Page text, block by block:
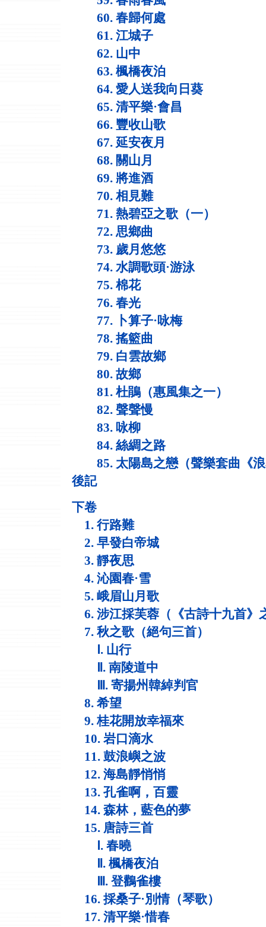
60. 春歸何處
61. 江城子
62. 山中
63. 楓橋夜泊
64. 愛人送我向日葵
65. 清平樂·會昌
66. 豐收山歌
67. 延安夜月
68. 關山月
69. 將進酒
70. 相見難
71. 熱碧亞之歌（一）
72. 思鄉曲
73. 歲月悠悠
74. 水調歌頭·游泳
75. 棉花
76. 春光
77. 卜算子·咏梅
78. 搖籃曲
79. 白雲故鄉
80. 故鄉
81. 杜鵑（惠風集之一）
82. 聲聲慢
83. 咏柳
84. 絲綢之路
85. 太陽島之戀（聲樂套曲《浪
後記
下卷
1. 行路難
2. 早發白帝城
3. 靜夜思
4. 沁園春·雪
5. 峨眉山月歌
6. 涉江採芙蓉（《古詩十九首》
7. 秋之歌（絕句三首）
Ⅰ. 山行
Ⅱ. 南陵道中
Ⅲ. 寄揚州韓綽判官
8. 希望
9. 桂花開放幸福來
10. 岩口滴水
11. 鼓浪嶼之波
12. 海島靜悄悄
13. 孔雀啊，百靈
14. 森林，藍色的夢
15. 唐詩三首
Ⅰ. 春曉
Ⅱ. 楓橋夜泊
Ⅲ. 登鸛雀樓
16. 採桑子·別情（琴歌）
17. 清平樂·惜春